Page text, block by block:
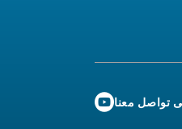
تواصل معنا